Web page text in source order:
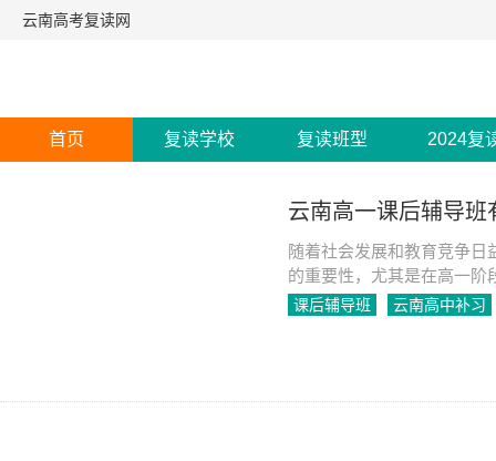
云南高考复读网
首页 复读学校 复读班型 2024复
云南高一课后辅导班
随着社会发展和教育竞争
的重要性，尤其是在高一阶
题。
课后辅导班 云南高中补习